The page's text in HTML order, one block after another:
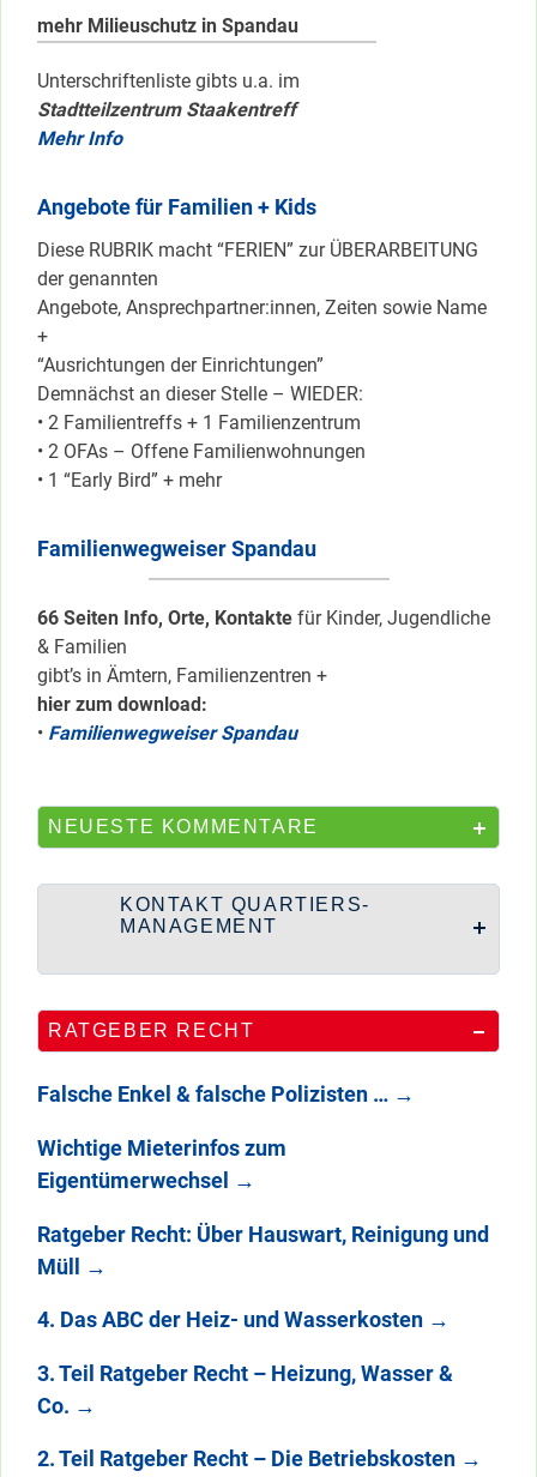
mehr Milieuschutz in Spandau
Unterschriftenliste gibts u.a. im
Stadtteilzentrum Staakentreff
Mehr Info
Angebote für Familien + Kids
Diese RUBRIK macht “FERIEN” zur ÜBERARBEITUNG
der genannten
Angebote, Ansprechpartner:innen, Zeiten sowie Name
+
“Ausrichtungen der Einrichtungen”
Demnächst an dieser Stelle – WIEDER:
• 2 Familientreffs + 1 Familienzentrum
• 2 OFAs – Offene Familienwohnungen
• 1 “Early Bird” + mehr
Familienwegweiser Spandau
66 Seiten Info, Orte, Kontakte für Kinder, Jugendliche
& Familien
gibt’s in Ämtern, Familienzentren +
hier zum download:
• Familienwegweiser Spandau
NEUESTE KOMMENTARE
KONTAKT QUARTIERS-
MANAGEMENT
RATGEBER RECHT
Falsche Enkel & falsche Polizisten … →
Wichtige Mieterinfos zum
Eigentümerwechsel →
Ratgeber Recht: Über Hauswart, Reinigung und
Müll →
4. Das ABC der Heiz- und Wasserkosten →
3. Teil Ratgeber Recht – Heizung, Wasser &
Co. →
2. Teil Ratgeber Recht – Die Betriebskosten →